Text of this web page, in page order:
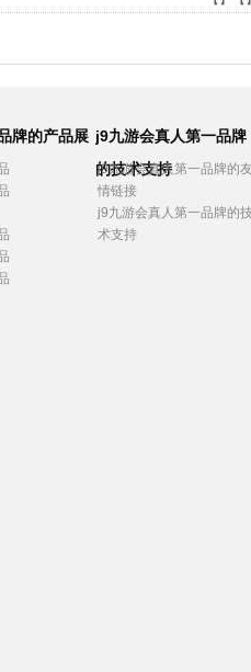
牌的产品展 j9九游会真人第一品牌
的技术支持
j9九游会真人第一品牌的友
情链接
j9九游会真人第一品牌的技
术支持